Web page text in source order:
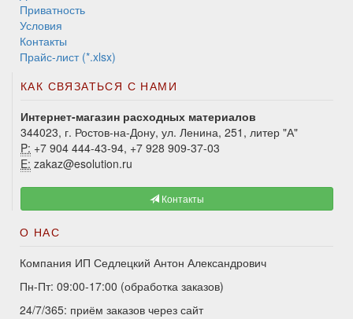
Приватность
Условия
Контакты
Прайс-лист (*.xlsx)
КАК СВЯЗАТЬСЯ С НАМИ
Интернет-магазин расходных материалов
344023, г. Ростов-на-Дону, ул. Ленина, 251, литер "А"
P: +7 904 444-43-94, +7 928 909-37-03
E: zakaz@esolution.ru
Контакты
О НАС
Компания ИП Седлецкий Антон Александрович
Пн-Пт: 09:00-17:00 (обработка заказов)
24/7/365: приём заказов через сайт